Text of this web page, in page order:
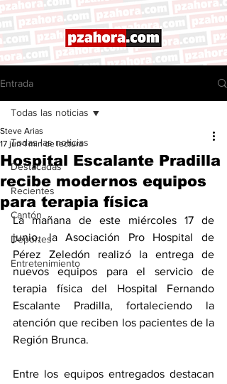
Entrada
Todas las noticias
Destacadas
Recientes
Cantón
Deportes
Entretenimiento
Todas las noticias
Hospital Escalante Pradilla
recibe modernos equipos
para terapia física
Steve Arias
17 jun 1 min de lectura
La mañana de este miércoles 17 de
junio, la Asociación Pro Hospital de
Pérez Zeledón realizó la entrega de
nuevos equipos para el servicio de
terapia física del Hospital Fernando
Escalante Pradilla, fortaleciendo la
atención que reciben los pacientes de la
Región Brunca.
Entre los equipos entregados destacan